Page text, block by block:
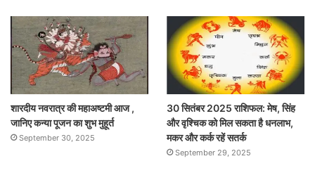
शारदीय नवरात्र की महाअष्टमी आज ,
जानिए कन्या पूजन का शुभ मुहूर्त
September 30, 2025
30 सितंबर 2025 राशिफल: मेष, सिंह
और वृश्चिक को मिल सकता है धनलाभ,
मकर और कर्क रहें सतर्क
September 29, 2025